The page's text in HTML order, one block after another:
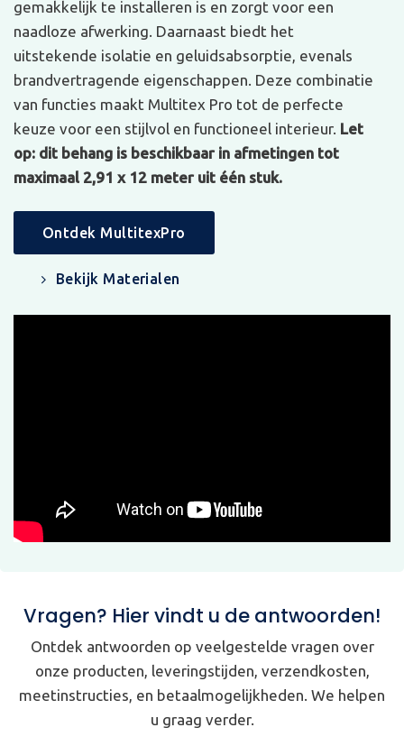
gemakkelijk te installeren is en zorgt voor een
naadloze afwerking. Daarnaast biedt het
uitstekende isolatie en geluidsabsorptie, evenals
brandvertragende eigenschappen. Deze combinatie
van functies maakt Multitex Pro tot de perfecte
keuze voor een stijlvol en functioneel interieur. Let
op: dit behang is beschikbaar in afmetingen tot
maximaal 2,91 x 12 meter uit één stuk.
Ontdek MultitexPro
Bekijk Materialen
Vragen? Hier vindt u de antwoorden!
Ontdek antwoorden op veelgestelde vragen over
onze producten, leveringstijden, verzendkosten,
meetinstructies, en betaalmogelijkheden. We helpen
u graag verder.